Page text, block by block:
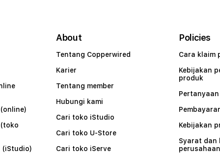
About
Tentang Copperwired
Karier
Tentang member
Hubungi kami
Cari toko iStudio
Cari toko U-Store
Cari toko iServe
Policies
Cara klaim
Kebijakan
produk
Pertanyaan
Kebijakan
Syarat dan
perusahaan